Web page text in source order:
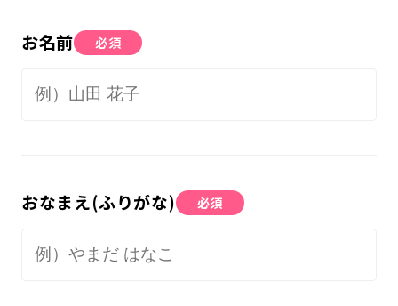
お名前 必須
おなまえ(ふりがな) 必須